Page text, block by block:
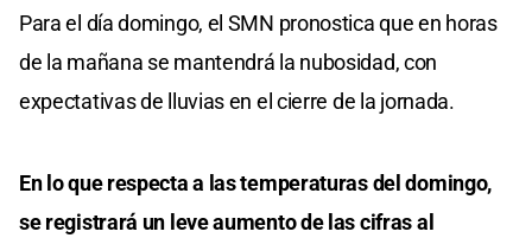
Para el día domingo, el SMN pronostica que en horas
de la mañana se mantendrá la nubosidad, con
expectativas de lluvias en el cierre de la jornada.
En lo que respecta a las temperaturas del domingo,
se registrará un leve aumento de las cifras al